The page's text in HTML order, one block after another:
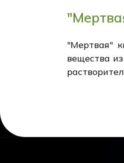
"Мертвая"
вещества